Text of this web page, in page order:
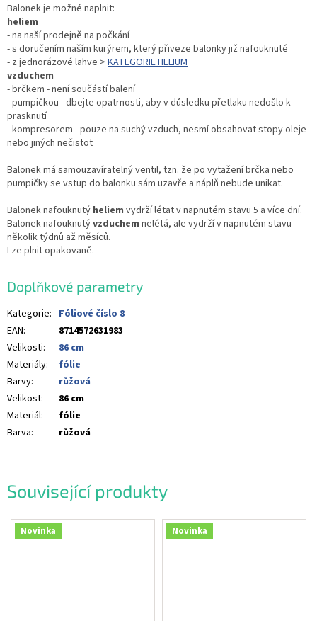
Související produkty
Novinka Novinka
Balonek je možné naplnit:
heliem
- na naší prodejně na počkání
- s doručením naším kurýrem, který přiveze balonky již nafouknuté
- z jednorázové lahve > KATEGORIE HELIUM
vzduchem
- brčkem - není součástí balení
- pumpičkou - dbejte opatrnosti, aby v důsledku přetlaku nedošlo k
prasknutí
- kompresorem - pouze na suchý vzduch, nesmí obsahovat stopy oleje
nebo jiných nečistot
Balonek má samouzavíratelný ventil, tzn. že po vytažení brčka nebo
pumpičky se vstup do balonku sám uzavře a náplň nebude unikat.
Balonek nafouknutý heliem vydrží létat v napnutém stavu 5 a více dní.
Balonek nafouknutývzduchem nelétá, ale vydrží v napnutém stavu
několik týdnů až měsíců.
Lze plnit opakovaně.
Doplňkové parametry
Kategorie: Fóliové číslo 8
EAN:
8714572631983
Velikosti:
86 cm
Materiály:
fólie
Barvy:
růžová
Velikost:
86 cm
Materiál:
fólie
Barva: růžová